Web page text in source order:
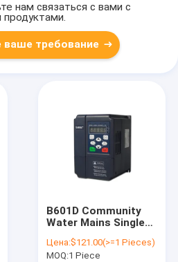
нам связаться с вами с
продуктами.
ваше требование
B601D Community
Water Mains Single
Inverter Residential
Water Pump Drive
Цена:$121.00(>=1 Pieces)
MOQ:1 Piece